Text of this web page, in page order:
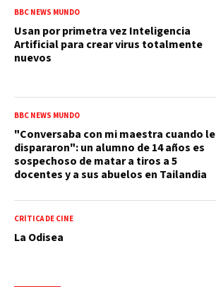
BBC NEWS MUNDO
Usan por primetra vez Inteligencia
Artificial para crear virus totalmente
nuevos
BBC NEWS MUNDO
"Conversaba con mi maestra cuando le
dispararon": un alumno de 14 años es
sospechoso de matar a tiros a 5
docentes y a sus abuelos en Tailandia
CRÍTICA DE CINE
La Odisea